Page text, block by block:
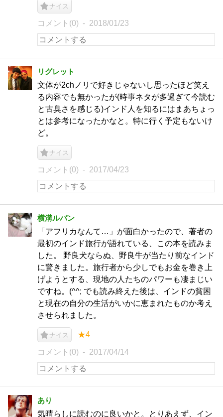
ナイス
コメント(0) 2018/01/23
リグレット
文体が2chノリで好きじゃないし思ったほど笑え
る内容でも無かったが(時事ネタが多過ぎて今読む
と古臭さを感じる)インド人を知るにはまあちょっ
とは参考になったかなと。特に行く予定もないけ
ど。
ナイス
コメント(0) 2017/04/23
横溝ルパン
「アフリカなんて…」が面白かったので、著者の
最初のインド旅行が語れている、この本を読みま
した。 野良犬ならぬ、野良牛が当たり前なインド
に驚きました。旅行者から少しでもお金を巻き上
げようとする、現地の人たちのパワーも凄まじい
ですね。(^^; でも読み終えた後は、インドの貧困
と現在の自分の生活がいかに恵まれたものか考え
させられました。
ナイス ★4
コメント(0) 2017/04/14
あり
気晴らしに読むのに良いかと。とりあえず、イン